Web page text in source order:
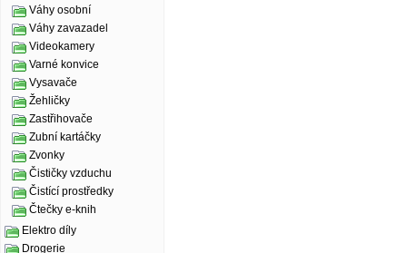
Váhy osobní
Váhy zavazadel
Videokamery
Varné konvice
Vysavače
Žehličky
Zastřihovače
Zubní kartáčky
Zvonky
Čističky vzduchu
Čistící prostředky
Čtečky e-knih
Elektro díly
Drogerie